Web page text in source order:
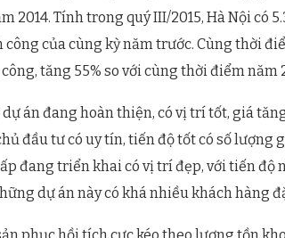
2014. Tính trong quý III/2015, Hà Nội có
của cùng kỳ năm trước. Cùng thời
tăng 55% so với cùng thời điểm năm
án đang hoàn thiện, có vị trí tốt, giá
đầu tư có uy tín, tiến độ tốt có số lượng
đang triển khai có vị trí đẹp, với tiến độ
dự án này có khá nhiều khách hàng